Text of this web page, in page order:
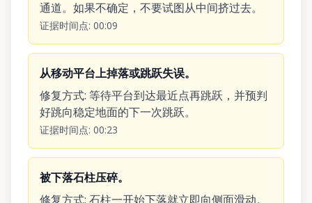
通道。如果不确定，不要试图从中间挤过去。
证据时间点: 00:09
从移动平台上掉落或跳跃失误。
修复方式: 等待平台到达最近点再跳跃，并预判
好跳向稳定地面的下一次跳跃。
证据时间点: 00:23
被下落石柱压碎。
修复方式: 石柱一开始下落就立即向侧面滑动。